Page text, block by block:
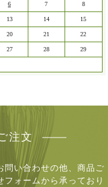
6 7 8
13 14 15
20 21 22
27 28 29
注文
問い合わせの他、商品ご
ォームから承っており